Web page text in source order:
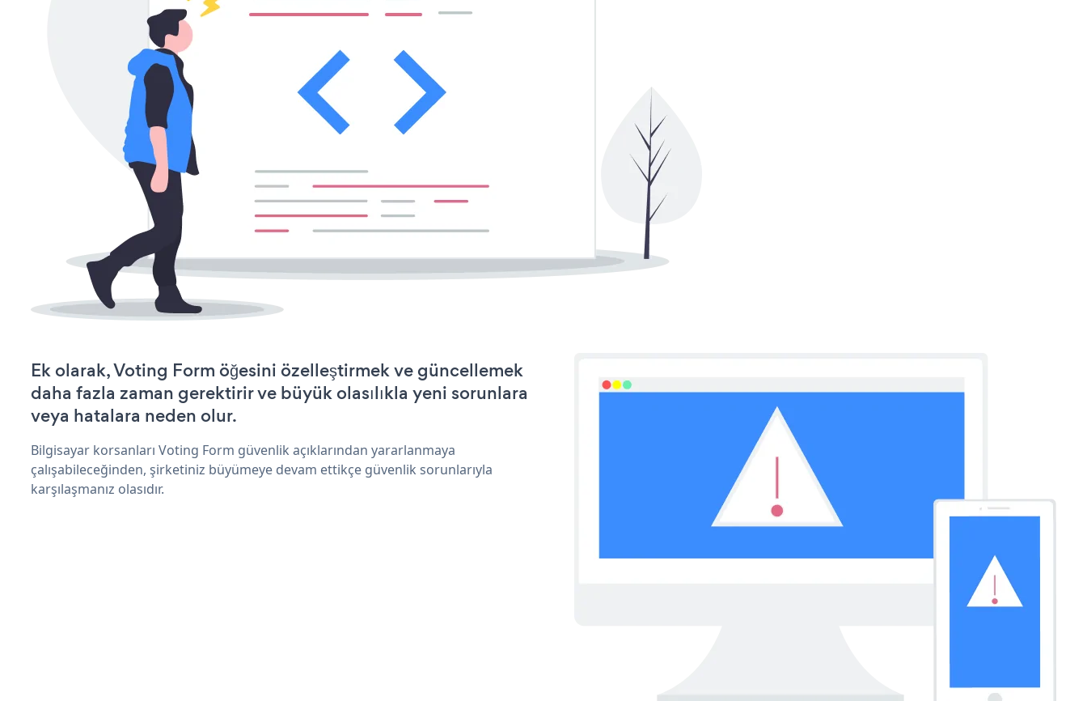
Ek olarak, Voting Form öğesini özelleştirmek ve güncellemek
daha fazla zaman gerektirir ve büyük olasılıkla yeni sorunlara
veya hatalara neden olur.
Bilgisayar korsanları Voting Form güvenlik açıklarından yararlanmaya
çalışabileceğinden, şirketiniz büyümeye devam ettikçe güvenlik sorunlarıyla
karşılaşmanız olasıdır.